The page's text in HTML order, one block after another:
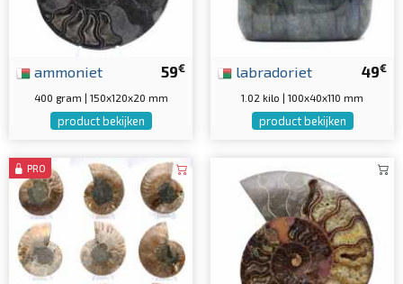
59€
ammoniet
400 gram | 150x120x20 mm
product bekijken
49€
labradoriet
1.02 kilo | 100x40x110 mm
product bekijken
PRO